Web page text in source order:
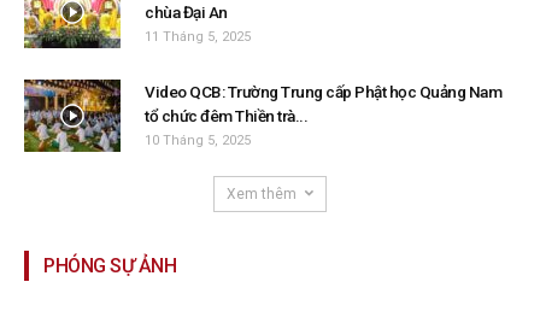
chùa Đại An
11 Tháng 5, 2025
Video QCB: Trường Trung cấp Phật học Quảng Nam
tổ chức đêm Thiền trà...
10 Tháng 5, 2025
Xem thêm
PHÓNG SỰ ẢNH